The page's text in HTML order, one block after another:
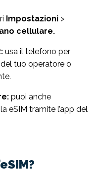
Impostazioni >
cellulare.
usa il telefono per
tuo operatore o
puoi anche
eSIM tramite l’app del